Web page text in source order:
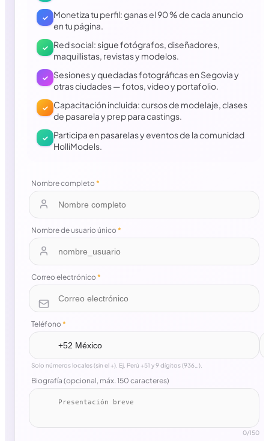
✓
Monetiza tu perfil: ganas el 90 % de cada anuncio
en tu página.
✓
Red social: sigue fotógrafos, diseñadores,
maquillistas, revistas y modelos.
✓ Sesiones y quedadas fotográficas en Segovia y
otras ciudades — fotos, video y portafolio.
✓
Capacitación incluida: cursos de modelaje, clases
de pasarela y prep para castings.
✓
Participa en pasarelas y eventos de la comunidad
HolliModels.
Nombre completo *
Nombre de usuario único *
Correo electrónico *
Teléfono *
Solo números locales (sin el +). Ej. Perú +51 y 9 dígitos (936…).
Biografía (opcional, máx. 150 caracteres)
0/150